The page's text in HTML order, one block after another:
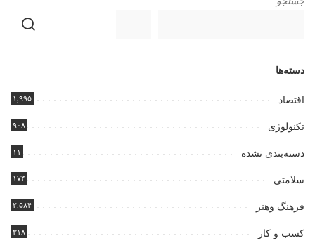
دسته‌ها
اقتصاد ۱,۹۹۵
تکنولوژی ۹۰۸
دسته‌بندی نشده ۱۱
سلامتی ۱۷۴
فرهنگ وهنر ۲,۵۸۴
کسب و کار ۳۱۸